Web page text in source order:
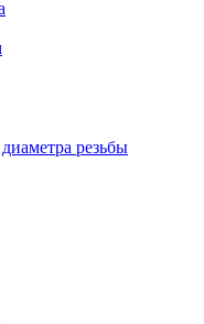
резьбы